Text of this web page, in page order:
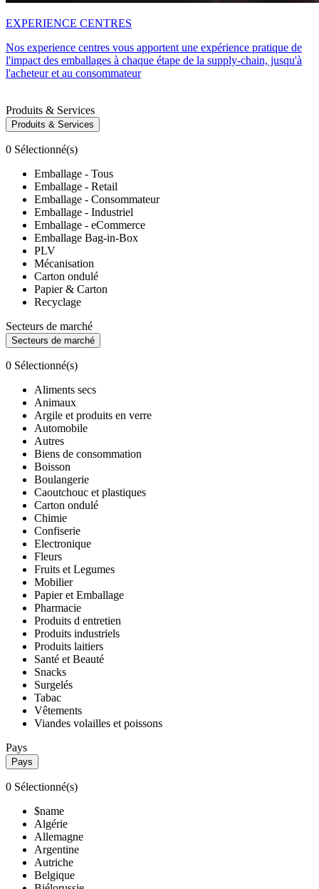
EXPERIENCE CENTRES
Nos experience centres vous apportent une expérience pratique de
l'impact des emballages à chaque étape de la supply-chain, jusqu'à
l'acheteur et au consommateur
Produits & Services
Produits & Services
0 Sélectionné(s)
Emballage - Tous
Emballage - Retail
Emballage - Consommateur
Emballage - Industriel
Emballage - eCommerce
Emballage Bag-in-Box
PLV
Mécanisation
Carton ondulé
Papier & Carton
Recyclage
Secteurs de marché
Secteurs de marché
0 Sélectionné(s)
Aliments secs
Animaux
Argile et produits en verre
Automobile
Autres
Biens de consommation
Boisson
Boulangerie
Caoutchouc et plastiques
Carton ondulé
Chimie
Confiserie
Electronique
Fleurs
Fruits et Legumes
Mobilier
Papier et Emballage
Pharmacie
Produits d entretien
Produits industriels
Produits laitiers
Santé et Beauté
Snacks
Surgelés
Tabac
Vêtements
Viandes volailles et poissons
Pays
Pays
0 Sélectionné(s)
$name
Algérie
Allemagne
Argentine
Autriche
Belgique